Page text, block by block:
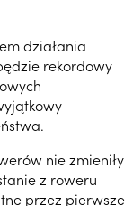
działania
rekordowy
nie zmieniły
z roweru
przez pierwsze